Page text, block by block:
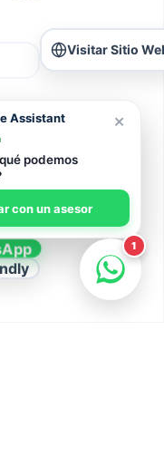
Visitar Sitio
×
Assistant
podemos
con un asesor
1